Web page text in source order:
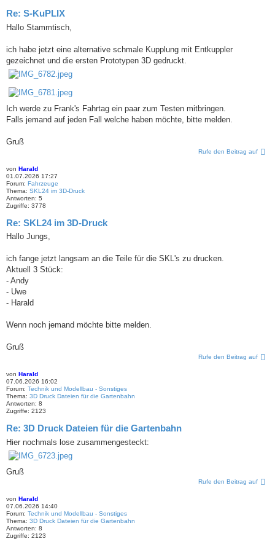
Re: S-KuPLIX
Hallo Stammtisch,
ich habe jetzt eine alternative schmale Kupplung mit Entkuppler
gezeichnet und die ersten Prototypen 3D gedruckt.
Ich werde zu Frank's Fahrtag ein paar zum Testen mitbringen.
Falls jemand auf jeden Fall welche haben möchte, bitte melden.
Gruß
Rufe den Beitrag auf
von Harald
01.07.2026 17:27
Forum: Fahrzeuge
Thema: SKL24 im 3D-Druck
Antworten: 5
Zugriffe: 3778
Re: SKL24 im 3D-Druck
Hallo Jungs,
ich fange jetzt langsam an die Teile für die SKL's zu drucken.
Aktuell 3 Stück:
- Andy
- Uwe
- Harald
Wenn noch jemand möchte bitte melden.
Gruß
Rufe den Beitrag auf
von Harald
07.06.2026 16:02
Forum: Technik und Modellbau - Sonstiges
Thema: 3D Druck Dateien für die Gartenbahn
Antworten: 8
Zugriffe: 2123
Re: 3D Druck Dateien für die Gartenbahn
Hier nochmals lose zusammengesteckt:
Gruß
Rufe den Beitrag auf
von Harald
07.06.2026 14:40
Forum: Technik und Modellbau - Sonstiges
Thema: 3D Druck Dateien für die Gartenbahn
Antworten: 8
Zugriffe: 2123